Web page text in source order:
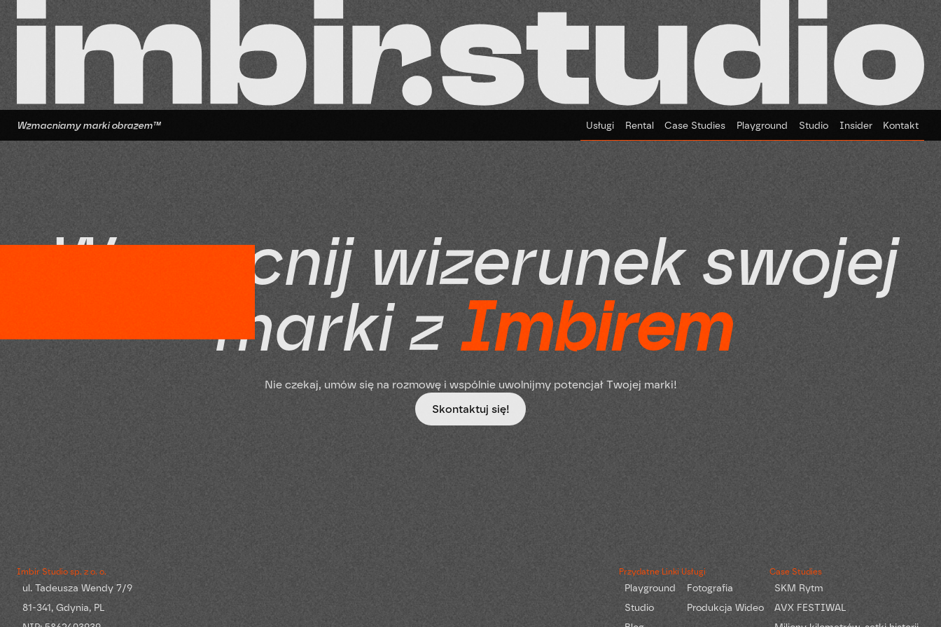
Wzmacniamy marki obrazem™ Usługi Rental Case Studies Playground Studio Insider Kontakt
Wzmocnij wizerunek swojej
marki z Imbirem
Nie czekaj, umów się na rozmowę i wspólnie uwolnijmy potencjał Twojej marki!
Skontaktuj się!
Imbir Studio sp. z o. o.
ul. Tadeusza Wendy 7/9
81-341, Gdynia, PL
Przydatne Linki
Playground
Studio
Usługi
Fotografia
Produkcja Wideo
Case Studies
SKM Rytm
AVX FESTIWAL